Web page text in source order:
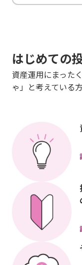
はじめての
資産運用にまった
ゃ」と考えている